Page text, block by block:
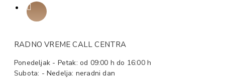
RADNO VREME CALL CENTRA
Ponedeljak - Petak: od 09:00 h do 16:00 h
Subota: - Nedelja: neradni dan